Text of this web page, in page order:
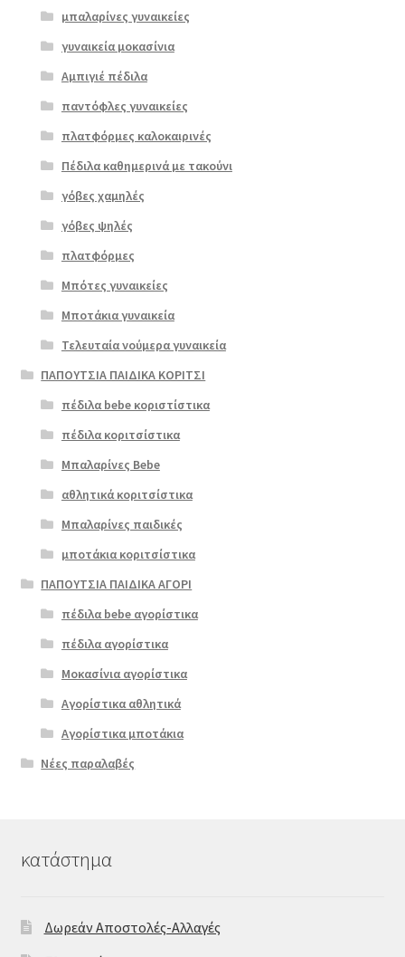
Επιλο
μπαλαρίνες γυναικείες
γυναικεία μοκασίνια
Αμπιγιέ πέδιλα
παντόφλες γυναικείες
πλατφόρμες καλοκαιρινές
Πέδιλα καθημερινά με τακούνι
γόβες χαμηλές
γόβες ψηλές
πλατφόρμες
Μπότες γυναικείες
Μποτάκια γυναικεία
Τελευταία νούμερα γυναικεία
ΠΑΠΟΥΤΣΙΑ ΠΑΙΔΙΚΑ ΚΟΡΙΤΣΙ
πέδιλα bebe κοριστίστικα
πέδιλα κοριτσίστικα
Μπαλαρίνες Bebe
αθλητικά κοριτσίστικα
Μπαλαρίνες παιδικές
μποτάκια κοριτσίστικα
ΠΑΠΟΥΤΣΙΑ ΠΑΙΔΙΚΑ ΑΓΟΡΙ
πέδιλα bebe αγορίστικα
πέδιλα αγορίστικα
Μοκασίνια αγορίστικα
Αγορίστικα αθλητικά
Αγορίστικα μποτάκια
Νέες παραλαβές
κατάστημα
Δωρεάν Αποστολές-Αλλαγές